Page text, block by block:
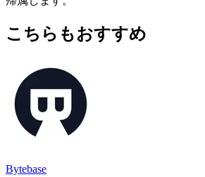
こちらもおすすめ
Bytebase